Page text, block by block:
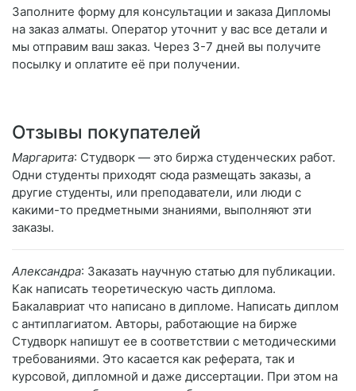
Заполните форму для консультации и заказа Дипломы
на заказ алматы. Оператор уточнит у вас все детали и
мы отправим ваш заказ. Через 3-7 дней вы получите
посылку и оплатите её при получении.
Отзывы покупателей
Маргарита: Студворк — это биржа студенческих работ.
Одни студенты приходят сюда размещать заказы, а
другие студенты, или преподаватели, или люди с
какими-то предметными знаниями, выполняют эти
заказы.
Александра: Заказать научную статью для публикации.
Как написать теоретическую часть диплома.
Бакалавриат что написано в дипломе. Написать диплом
с антиплагиатом. Авторы, работающие на бирже
Студворк напишут ее в соответствии с методическими
требованиями. Это касается как реферата, так и
курсовой, дипломной и даже диссертации. При этом на